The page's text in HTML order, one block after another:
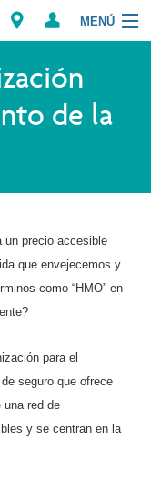
MENÚ
de la
un precio accesible
que envejecemos y
como “HMO” en
para el
seguro que ofrece
una red de
y se centran en la